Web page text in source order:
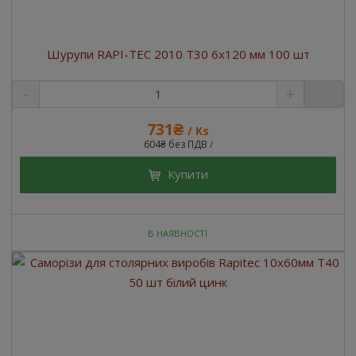
Шурупи RAPI-TEC 2010 T30 6x120 мм 100 шт
731₴ / Ks
604₴ без ПДВ /
Купити
В НАЯВНОСТІ